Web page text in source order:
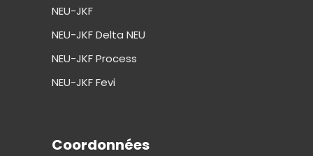
NEU-JKF
NEU-JKF Delta NEU
NEU-JKF Process
NEU-JKF Fevi
Coordonnées